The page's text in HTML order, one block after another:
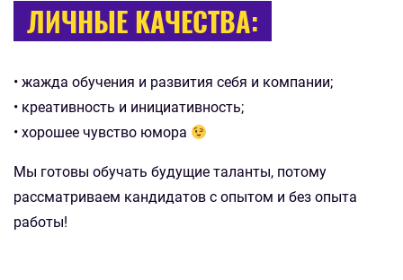
ЛИЧНЫЕ КАЧЕСТВА:
• жажда обучения и развития себя и компании;
• креативность и инициативность;
• хорошее чувство юмора
Мы готовы обучать будущие таланты, потому
рассматриваем кандидатов с опытом и без опыта
работы!